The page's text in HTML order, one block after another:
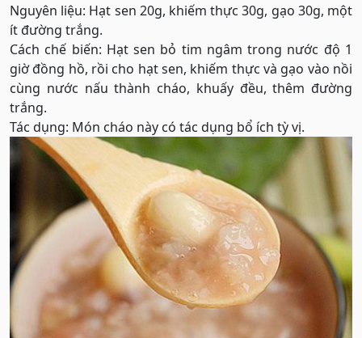
Nguyên liệu: Hạt sen 20g, khiếm thực 30g, gạo 30g, một
ít đường trắng.
Cách chế biến: Hạt sen bỏ tim ngâm trong nước độ 1
giờ đồng hồ, rồi cho hạt sen, khiếm thực và gạo vào nồi
cùng nước nấu thành cháo, khuấy đều, thêm đường
trắng.
Tác dụng: Món cháo này có tác dụng bổ ích tỳ vị.